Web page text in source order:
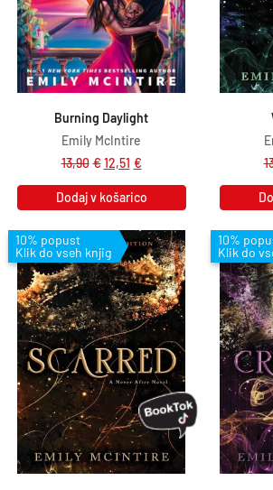
Burning Daylight
Emily McIntire
13,90 € 12,51 €
Dodaj v košarico
10% popust
Klik do vseh knjig
10%
Klik do